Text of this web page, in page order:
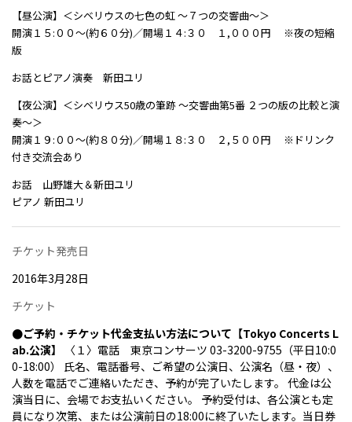
【昼公演】＜シベリウスの七色の虹 ～７つの交響曲～＞
開演１５:００～(約６０分)／開場１４:３０ １,０００円 ※夜の短縮
版
お話とピアノ演奏 新田ユリ
【夜公演】＜シベリウス50歳の筆跡 ～交響曲第5番 ２つの版の比較と演
奏～＞
開演１９:００～(約８０分)／開場１８:３０ ２,５００円 ※ドリンク
付き交流会あり
お話 山野雄大＆新田ユリ
ピアノ 新田ユリ
チケット発売日
2016年3月28日
チケット
●ご予約・チケット代金支払い方法について【Tokyo Concerts L
ab.公演】
〈１〉電話 東京コンサーツ 03-3200-9755（平日10:0
0-18:00） 氏名、電話番号、ご希望の公演日、公演名（昼・夜）、
人数を電話でご連絡いただき、予約が完了いたします。 代金は公
演当日に、会場でお支払いください。 予約受付は、各公演とも定
員になり次第、または公演前日の18:00に終了いたします。当日券